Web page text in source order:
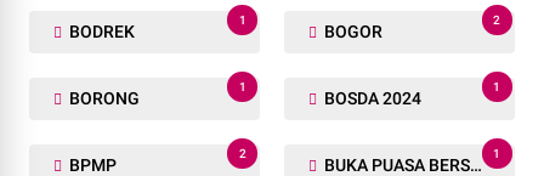
BODREK
1
BOGOR
2
BORONG
1
BOSDA 2024
1
BPMP
2
BUKA PUASA BERSAMA
1